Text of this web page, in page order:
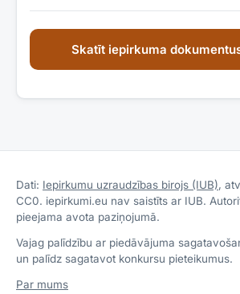
Skatīt iepirkuma
Dati: Iepirkumu uzraudzības birojs (IUB),
CC0. iepirkumi.eu nav saistīts ar IUB.
pieejama avota paziņojumā.
Vajag palīdzību ar piedāvājuma
un palīdz sagatavot konkursu pieteikumus.
Par mums